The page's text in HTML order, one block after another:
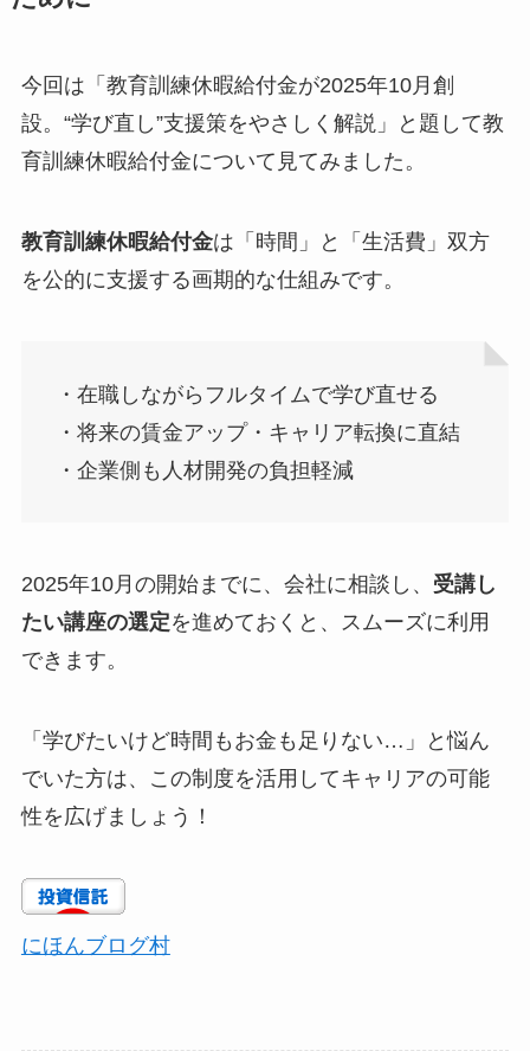
今回は「教育訓練休暇給付金が2025年10月創
設。“学び直し”支援策をやさしく解説」と題して教
育訓練休暇給付金について見てみました。
教育訓練休暇給付金は「時間」と「生活費」双方
を公的に支援する画期的な仕組みです。
・在職しながらフルタイムで学び直せる
・将来の賃金アップ・キャリア転換に直結
・企業側も人材開発の負担軽減
2025年10月の開始までに、会社に相談し、 受講し
たい講座の選定を進めておくと、スムーズに利用
できます。
「学びたいけど時間もお金も足りない…」と悩ん
でいた方は、この制度を活用してキャリアの可能
性を広げましょう！
にほんブログ村